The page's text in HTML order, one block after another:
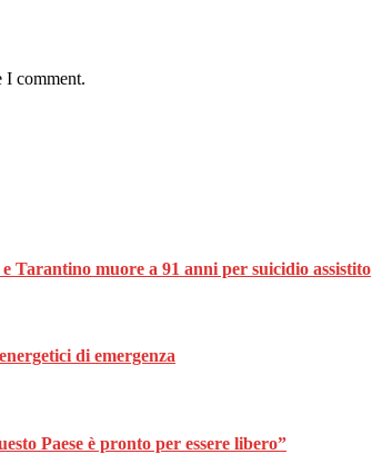
I comment.
Tarantino muore a 91 anni per suicidio assistito
di emergenza
Paese è pronto per essere libero”